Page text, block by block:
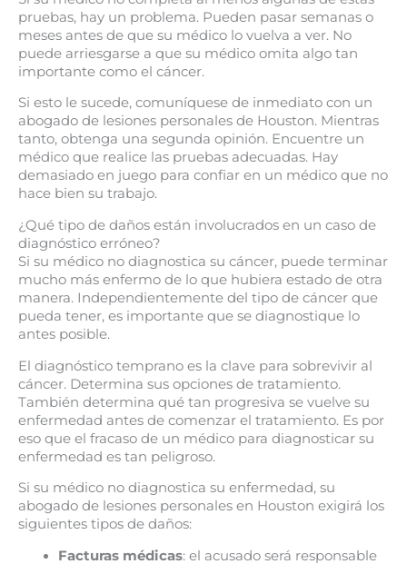
pruebas, hay un problema. Pueden pasar semanas o
meses antes de que su médico lo vuelva a ver. No
puede arriesgarse a que su médico omita algo tan
importante como el cáncer.
Si esto le sucede, comuníquese de inmediato con un
abogado de lesiones personales de Houston. Mientras
tanto, obtenga una segunda opinión. Encuentre un
médico que realice las pruebas adecuadas. Hay
demasiado en juego para confiar en un médico que no
hace bien su trabajo.
¿Qué tipo de daños están involucrados en un caso de
diagnóstico erróneo?
Si su médico no diagnostica su cáncer, puede terminar
mucho más enfermo de lo que hubiera estado de otra
manera. Independientemente del tipo de cáncer que
pueda tener, es importante que se diagnostique lo
antes posible.
El diagnóstico temprano es la clave para sobrevivir al
cáncer. Determina sus opciones de tratamiento.
También determina qué tan progresiva se vuelve su
enfermedad antes de comenzar el tratamiento. Es por
eso que el fracaso de un médico para diagnosticar su
enfermedad es tan peligroso.
Si su médico no diagnostica su enfermedad, su
abogado de lesiones personales en Houston exigirá los
siguientes tipos de daños:
Facturas médicas: el acusado será responsable